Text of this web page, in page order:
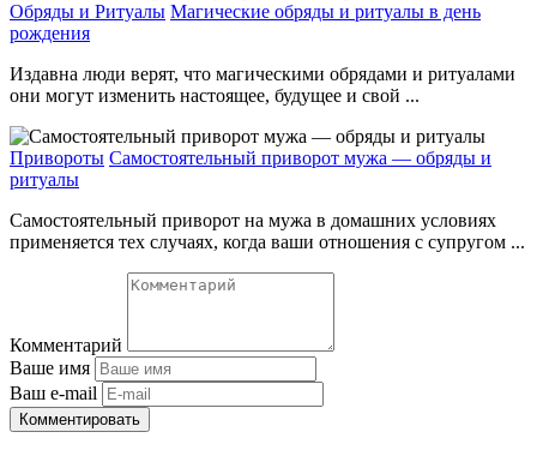
Обряды и Ритуалы Магические обряды и ритуалы в день
рождения
Издавна люди верят, что магическими обрядами и ритуалами
они могут изменить настоящее, будущее и свой ...
Привороты Самостоятельный приворот мужа — обряды и
ритуалы
Самостоятельный приворот на мужа в домашних условиях
применяется тех случаях, когда ваши отношения с супругом ...
Комментарий
Ваше имя
Ваш e-mail
Комментировать